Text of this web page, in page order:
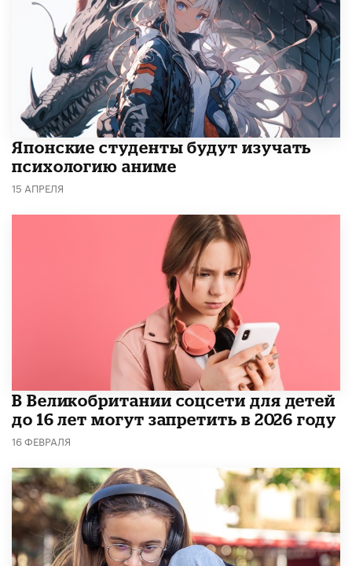
Японские студенты будут изучать
психологию аниме
15 АПРЕЛЯ
В Великобритании соцсети для детей
до 16 лет могут запретить в 2026 году
16 ФЕВРАЛЯ